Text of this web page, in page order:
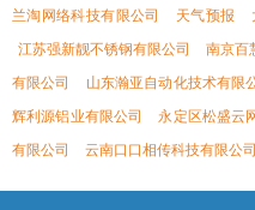
兰淘网络科技有限公司
天气预报
江苏强新靓不锈钢有限公司
南京百
有限公司
山东瀚亚自动化技术有限
辉利源铝业有限公司
永定区松盛云
有限公司
云南口口相传科技有限公司